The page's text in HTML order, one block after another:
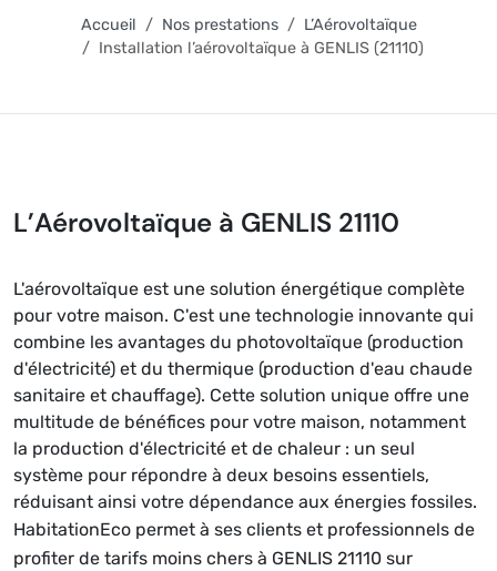
Accueil Nos prestations
L’Aérovoltaïque
Installation l’aérovoltaïque à GENLIS (21110)
L’Aérovoltaïque à GENLIS 21110
L'aérovoltaïque est une solution énergétique complète
pour votre maison. C'est une technologie innovante qui
combine les avantages du photovoltaïque (production
d'électricité) et du thermique (production d'eau chaude
sanitaire et chauffage). Cette solution unique offre une
multitude de bénéfices pour votre maison, notamment
la production d'électricité et de chaleur : un seul
système pour répondre à deux besoins essentiels,
réduisant ainsi votre dépendance aux énergies fossiles.
HabitationEco permet à ses clients et professionnels de
profiter de tarifs moins chers à GENLIS 21110 sur